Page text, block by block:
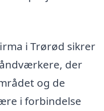
i Trørød sikrer
der
og de
i forbindelse